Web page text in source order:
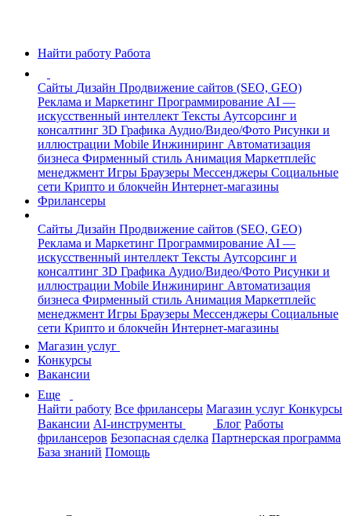
Найти работу Работа
Сайты Дизайн Продвижение сайтов (SEO, GEO)
Реклама и Маркетинг Программирование AI —
искусственный интеллект Тексты Аутсорсинг и
консалтинг 3D Графика Аудио/Видео/Фото Рисунки и
иллюстрации Mobile Инжиниринг Автоматизация
бизнеса Фирменный стиль Анимация Маркетплейс
менеджмент Игры Браузеры Мессенджеры Социальные
сети Крипто и блокчейн Интернет-магазины
Фрилансеры
Сайты Дизайн Продвижение сайтов (SEO, GEO)
Реклама и Маркетинг Программирование AI —
искусственный интеллект Тексты Аутсорсинг и
консалтинг 3D Графика Аудио/Видео/Фото Рисунки и
иллюстрации Mobile Инжиниринг Автоматизация
бизнеса Фирменный стиль Анимация Маркетплейс
менеджмент Игры Браузеры Мессенджеры Социальные
сети Крипто и блокчейн Интернет-магазины
Магазин услуг
Конкурсы
Вакансии
Еще
Найти работу Все фрилансеры Магазин услуг Конкурсы
Вакансии AI-инструменты Блог Работы
фрилансеров Безопасная сделка Партнерская программа
База знаний Помощь